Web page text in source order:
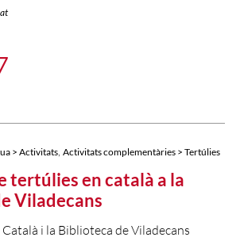
> Activitats Activitats complementàries > Tertúlies
tertúlies en català a la
Viladecans
Català i la Biblioteca de Viladecans